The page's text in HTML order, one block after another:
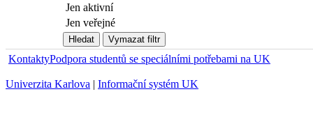
Jen aktivní
Jen veřejné
KontaktyPodpora studentů se speciálními potřebami na UK
Univerzita Karlova | Informační systém UK